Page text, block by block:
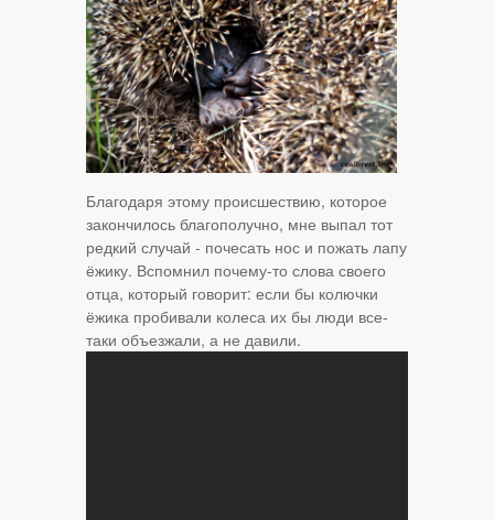
Благодаря этому происшествию, которое
закончилось благополучно, мне выпал тот
редкий случай - почесать нос и пожать лапу
ёжику. Вспомнил почему-то слова своего
отца, который говорит: если бы колючки
ёжика пробивали колеса их бы люди все-
таки объезжали, а не давили.